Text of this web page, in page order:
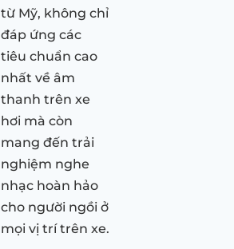
từ Mỹ, không chỉ
đáp ứng các
tiêu chuẩn cao
nhất về âm
thanh trên xe
hơi mà còn
mang đến trải
nghiệm nghe
nhạc hoàn hảo
cho người ngồi ở
mọi vị trí trên xe.